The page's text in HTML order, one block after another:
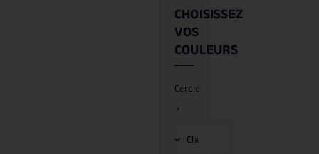
CHOISISSEZ
VOS
COULEURS
Cercle
*